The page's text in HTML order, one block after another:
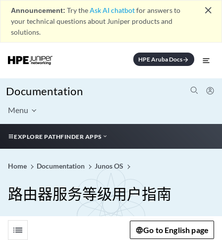
Announcement: Try theAsk AI chatbotfor answers to
your technical questions about Juniper products and
solutions.
close
HPE Aruba Docsarrow_forward
Documentation
Menu
EXPLORE PATHFINDER APPS
Home Documentation Junos OS
路由器服务等级用户指南
list Go to English page